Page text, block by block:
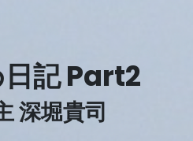
記 Part2
深堀貴司